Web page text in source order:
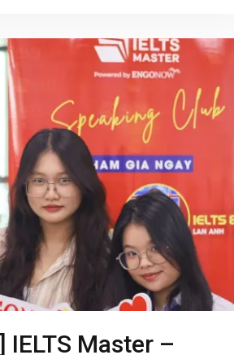
IELTS Master –